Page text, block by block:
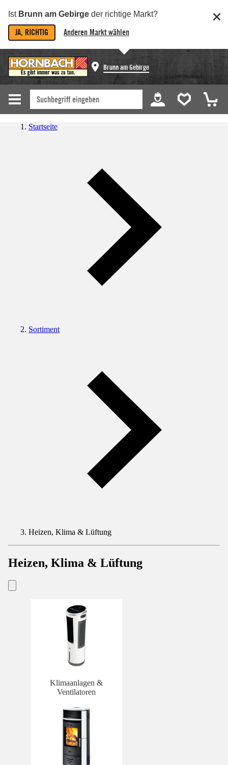
Ist Brunn am Gebirge der richtige Markt?
JA, RICHTIG Anderen Markt wählen
Brunn am Gebirge
Startseite
Sortiment
Heizen, Klima & Lüftung
Heizen, Klima & Lüftung
Klimaanlagen &
Ventilatoren